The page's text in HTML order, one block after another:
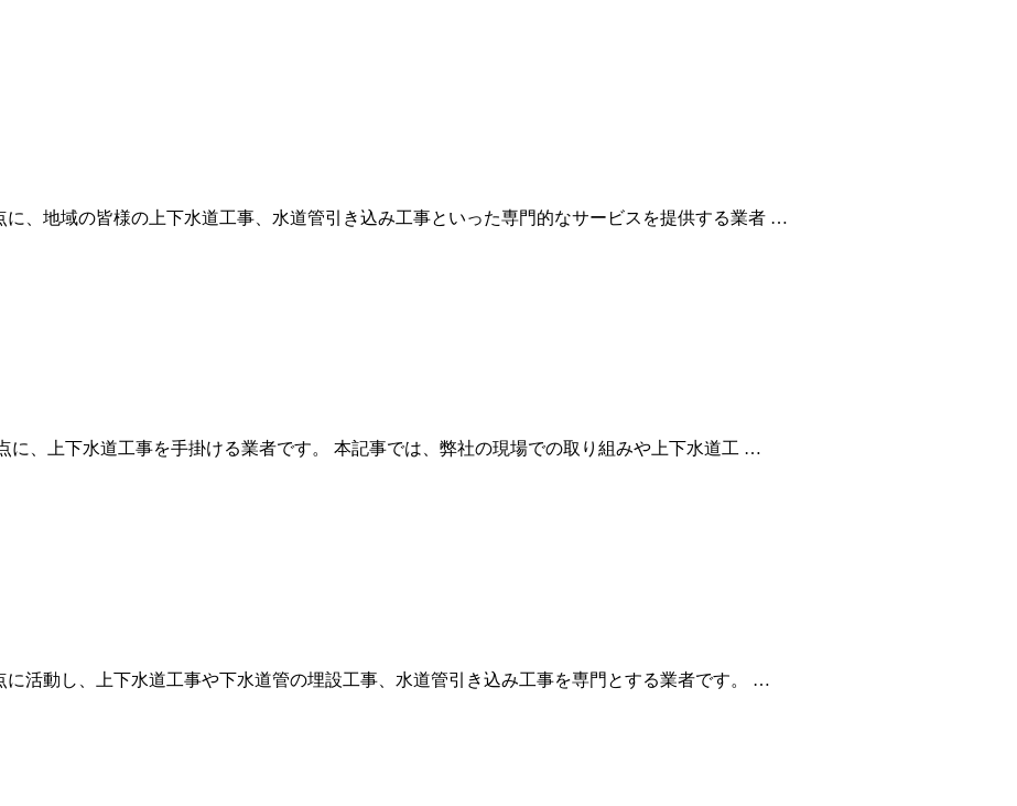
、地域の皆様の上下水道工事、水道管引き込み工事といった専門的なサービスを提供する業者 …
に、上下水道工事を手掛ける業者です。 本記事では、弊社の現場での取り組みや上下水道工 …
活動し、上下水道工事や下水道管の埋設工事、水道管引き込み工事を専門とする業者です。 …